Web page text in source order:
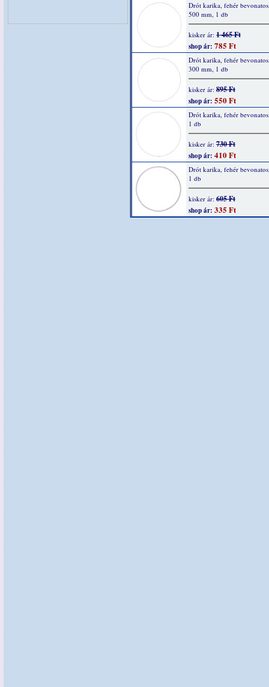
Drót karika, fehér
500 mm, 1 db
kisker ár: 1 465 Ft
shop ár: 785 Ft
Drót karika, fehér
300 mm, 1 db
kisker ár: 895 Ft
shop ár: 550 Ft
Drót karika, fehér
1 db
kisker ár: 730 Ft
shop ár: 410 Ft
Drót karika, fehér
1 db
kisker ár: 605 Ft
shop ár: 335 Ft